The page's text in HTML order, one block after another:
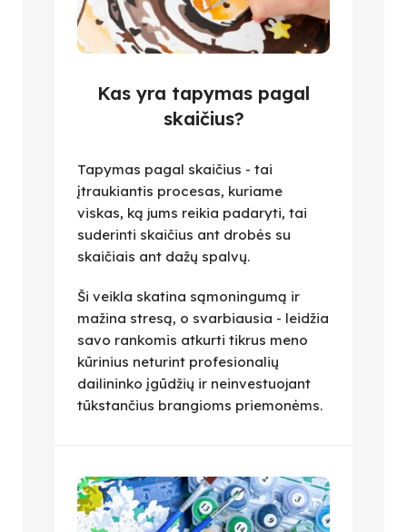
Kas yra tapymas pagal
skaičius?
Tapymas pagal skaičius - tai
įtraukiantis procesas, kuriame
viskas, ką jums reikia padaryti, tai
suderinti skaičius ant drobės su
skaičiais ant dažų spalvų.
Ši veikla skatina sąmoningumą ir
mažina stresą, o svarbiausia - leidžia
savo rankomis atkurti tikrus meno
kūrinius neturint profesionalių
dailininko įgūdžių ir neinvestuojant
tūkstančius brangioms priemonėms.